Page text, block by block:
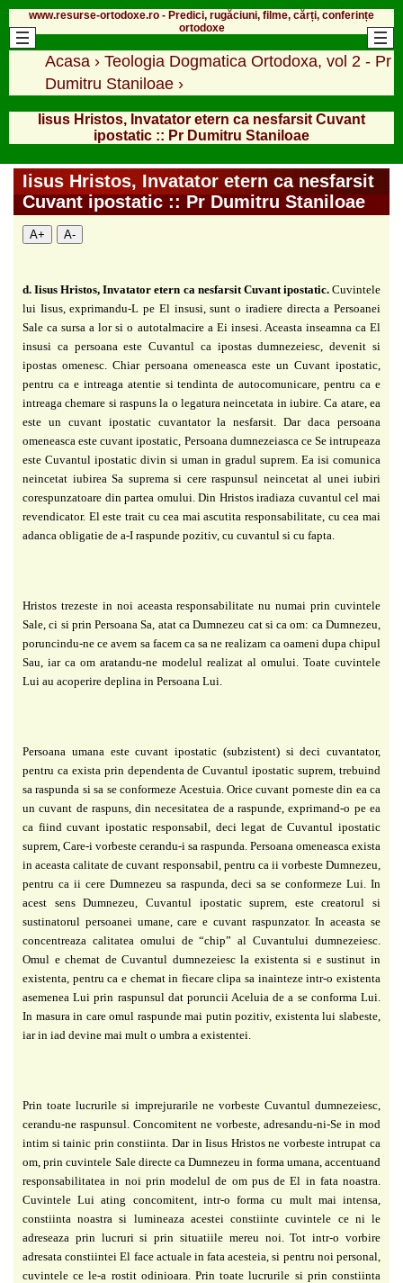
www.resurse-ortodoxe.ro - Predici, rugăciuni, filme, cărți, conferințe
ortodoxe
Acasa › Teologia Dogmatica Ortodoxa, vol 2 - Pr
Dumitru Staniloae ›
Iisus Hristos, Invatator etern ca nesfarsit Cuvant
ipostatic :: Pr Dumitru Staniloae
Iisus Hristos, Invatator etern ca nesfarsit
Cuvant ipostatic :: Pr Dumitru Staniloae
A+ A-
d. Iisus Hristos, Invatator etern ca nesfarsit Cuvant ipostatic.Cuvintele
lui Iisus,exprimandu-L pe El insusi, sunt o iradiere directa a Persoanei
Sale ca sursa a lor si o autotalmacire a Ei insesi. Aceasta inseamna ca El
insusi ca persoana este Cuvantul ca ipostas dumnezeiesc, devenit si
ipostas omenesc. Chiar persoana omeneasca este un Cuvant ipostatic,
pentru ca e intreaga atentie si tendinta de autocomunicare, pentru ca e
intreaga chemare si raspuns la o legatura neincetata in iubire. Ca atare, ea
este un cuvant ipostatic cuvantator lanesfarsit. Dar daca persoana
omeneasca este cuvant ipostatic, Persoana dumnezeiasca ce Se intrupeaza
este Cuvantul ipostatic divin si uman in gradul suprem. Ea isi comunica
neincetat iubirea Sa suprema si cere raspunsul neincetat al unei iubiri
corespunzatoare din partea omului. Din Hristos iradiaza cuvantul cel mai
revendicator. El este trait cu cea mai ascutitaresponsabilitate, cu cea mai
adanca obligatie de a-I raspunde pozitiv, cu cuvantul si cu fapta.
Hristos trezeste in noi aceasta responsabilitate nu numai prin cuvintele
Sale, ci si prinPersoana Sa, atat ca Dumnezeu cat si ca om: ca Dumnezeu,
poruncindu-ne ce avem sa facem ca sa ne realizam ca oameni dupa chipul
Sau, iar ca om aratandu-ne modelul realizat al omului. Toate cuvintele
Lui au acoperire deplina in Persoana Lui.
Persoana umana este cuvant ipostatic (subzistent) si deci cuvantator,
pentru ca exista prin dependenta de Cuvantul ipostatic suprem, trebuind
sa raspunda si sa se conformeze Acestuia. Orice cuvant porneste din ea ca
un cuvant de raspuns, din necesitatea de a raspunde,exprimand-o pe ea
ca fiind cuvant ipostatic responsabil, deci legat de Cuvantul ipostatic
suprem, Care-i vorbeste cerandu-i sa raspunda. Persoana omeneasca exista
in aceasta calitatede cuvant responsabil, pentru ca ii vorbeste Dumnezeu,
pentru ca ii cere Dumnezeu sa raspunda, deci sa se conformeze Lui. In
acest sens Dumnezeu, Cuvantul ipostatic suprem, estecreatorul si
sustinatorul persoanei umane, care e cuvant raspunzator. In aceasta se
concentreaza calitatea omului de “chip” al Cuvantului dumnezeiesc.
Omul e chemat deCuvantul dumnezeiesc la existenta si e sustinut in
existenta, pentru ca e chemat in fiecareclipa sa inainteze intr-o existenta
asemenea Lui prin raspunsul dat poruncii Aceluia de a se conforma Lui.
In masura in care omul raspunde mai putin pozitiv, existenta lui slabeste,
iar in iad devine mai mult o umbra a existentei.
Prin toate lucrurile si imprejurarile ne vorbeste Cuvantul dumnezeiesc,
cerandu-ne raspunsul. Concomitent ne vorbeste, adresandu-ni-Se in mod
intim si tainic prin constiinta. Dar in Iisus Hristos ne vorbeste intrupat ca
om, prin cuvintele Sale directe ca Dumnezeu in forma umana, accentuand
responsabilitatea in noi prin modelul de om pus de El in fata noastra.
Cuvintele Lui ating concomitent, intr-o forma cu mult mai intensa,
constiinta noastrasi lumineaza acestei constiinte cuvintele ce ni le
adreseaza prin lucruri si prin situatiile mereu noi. Tot intr-o vorbire
adresata constiintei El face actuale in fata acesteia, si pentru noi personal,
cuvintele ce le-a rostit odinioara. Prin toate lucrurile si prin constiinta